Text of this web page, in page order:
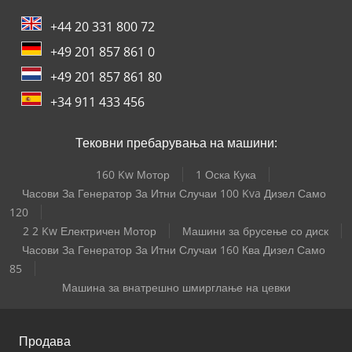
+44 20 331 800 72
+49 201 857 861 0
+49 201 857 861 80
+34 911 433 456
Тековни пребарувања на машини:
160 Kw Мотор
1 Оска Кука
Часови За Генератор За Итни Случаи 100 Kva Дизел Само
120
2 2 Kw Електричен Мотор
Машини за брусење со диск
Часови За Генератор За Итни Случаи 160 Ква Дизел Само
85
Машина за внатрешно шмирглање на цевки
Продава